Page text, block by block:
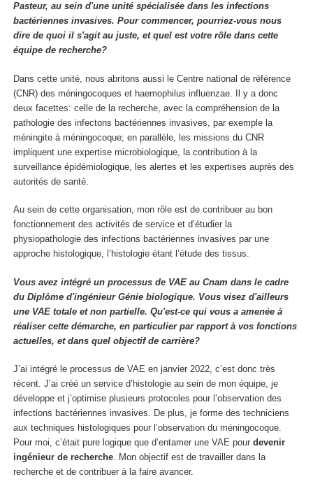
Pasteur, au sein d'une unité spécialisée dans les infections
bactériennes invasives. Pour commencer, pourriez-vous nous
dire de quoi il s'agit au juste, et quel est votre rôle dans cette
équipe de recherche?
Dans cette unité, nous abritons aussi le Centre national de référence
(CNR) des méningocoques et haemophilus influenzae. Il y a donc
deux facettes: celle de la recherche, avec la compréhension de la
pathologie des infectons bactériennes invasives, par exemple la
méningite à méningocoque; en parallèle, les missions du CNR
impliquent une expertise microbiologique, la contribution à la
surveillance épidémiologique, les alertes et les expertises auprès des
autorités de santé.
Au sein de cette organisation, mon rôle est de contribuer au bon
fonctionnement des activités de service et d’étudier la
physiopathologie des infections bactériennes invasives par une
approche histologique, l’histologie étant l’étude des tissus.
Vous avez intégré un processus de VAE au Cnam dans le cadre
du Diplôme d'ingénieur Génie biologique. Vous visez d'ailleurs
une VAE totale et non partielle. Qu'est-ce qui vous a amenée à
réaliser cette démarche, en particulier par rapport à vos fonctions
actuelles, et dans quel objectif de carrière?
J’ai intégré le processus de VAE en janvier 2022, c’est donc très
récent. J’ai créé un service d’histologie au sein de mon équipe, je
développe et j’optimise plusieurs protocoles pour l’observation des
infections bactériennes invasives. De plus, je forme des techniciens
aux techniques histologiques pour l’observation du méningocoque.
Pour moi, c’était pure logique que d’entamer une VAE pour devenir
ingénieur de recherche. Mon objectif est de travailler dans la
recherche et de contribuer à la faire avancer.